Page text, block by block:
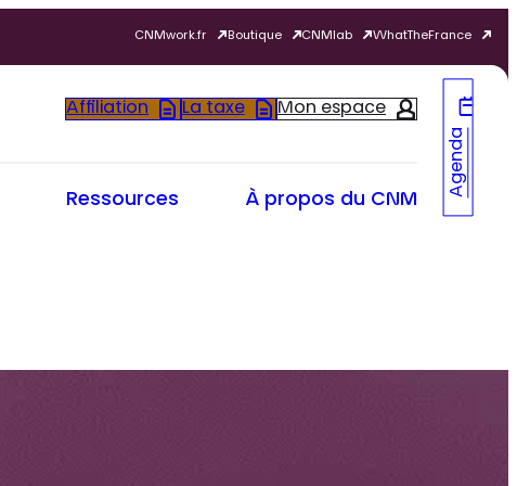
CNMwork.fr Boutique CNMlab WhatTheFrance
Affiliation La taxe Mon espace
Ressources À propos du CNM
Agenda